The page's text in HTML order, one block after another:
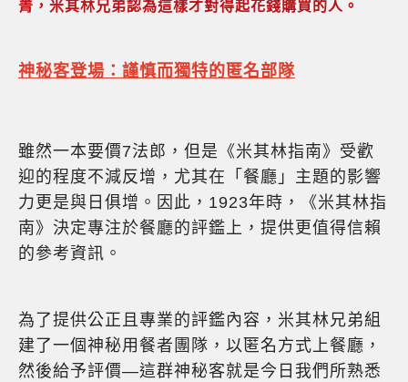
菁，米其林兄弟認為這樣才對得起花錢購買的人。
神秘客登場：謹慎而獨特的匿名部隊
雖然一本要價7法郎，但是《米其林指南》受歡
迎的程度不減反增，尤其在「餐廳」主題的影響
力更是與日俱增。因此，1923年時，《米其林指
南》決定專注於餐廳的評鑑上，提供更值得信賴
的參考資訊。
為了提供公正且專業的評鑑內容，米其林兄弟組
建了一個神秘用餐者團隊，以匿名方式上餐廳，
然後給予評價—這群神秘客就是今日我們所熟悉